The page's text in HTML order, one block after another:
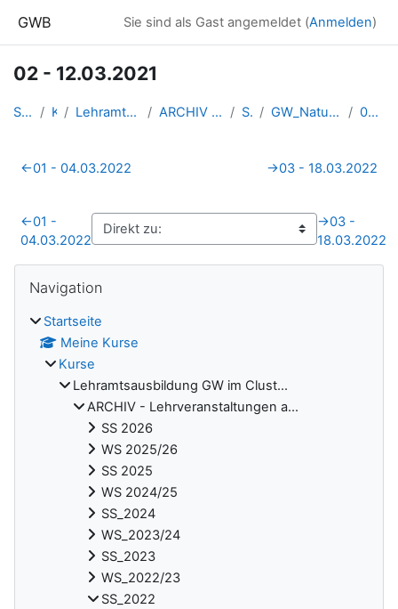
GWB Sie sind als Gast angemeldet (Anmelden)
02 - 12.03.2021
Startseite Kurse Lehramtsausbildung GW im Clust... ARCHIV - Lehrveranstaltungen a... SS_2022 GW_NaturgefahrenAlpen_Weidinge... 02 - 12.03.2021
Abschnittsübersicht
←01 - 04.03.2022 →03 - 18.03.2022
←01 -
04.03.2022
→03 -
18.03.2022
Navigation
Startseite
Meine Kurse
Kurse
Lehramtsausbildung GW im Clust...
ARCHIV - Lehrveranstaltungen a...
SS 2026
WS 2025/26
SS 2025
WS 2024/25
SS_2024
WS_2023/24
SS_2023
WS_2022/23
SS_2022